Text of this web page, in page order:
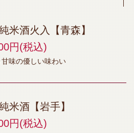
酒火入【青森】
円(税込)
味の優しい味わい
酒【岩手】
円(税込)